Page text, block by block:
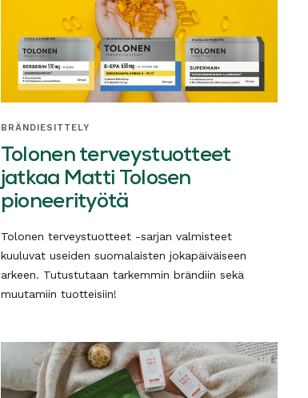
BRÄNDIESITTELY
Tolonen terveystuotteet
jatkaa Matti Tolosen
pioneerityötä
Tolonen terveystuotteet -sarjan valmisteet
kuuluvat useiden suomalaisten jokapäiväiseen
arkeen. Tutustutaan tarkemmin brändiin sekä
muutamiin tuotteisiin!